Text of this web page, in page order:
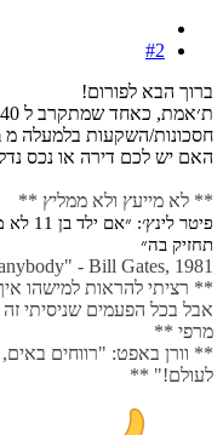
#2
ברוך הבא לפורום!
חסכונות/השקעות בלמעלה מ 2m לפחות?
האם יש לכם דירה או נכס
** לא מייעץ ולא ממליץ **
פיטר
תחזיק בה״
- Bill Gates, 1981"
** רציתי להראות למישהו
אבל בכל הפעמים שניסיתי
מרפי **
** וורן באפט: "רווחים
לעולם!" **